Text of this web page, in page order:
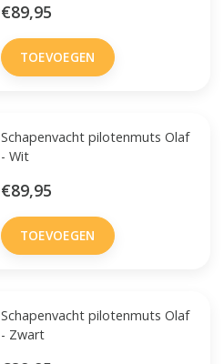
€89,95
TOEVOEGEN
Schapenvacht pilotenmuts Olaf
- Wit
€89,95
TOEVOEGEN
Schapenvacht pilotenmuts Olaf
- Zwart